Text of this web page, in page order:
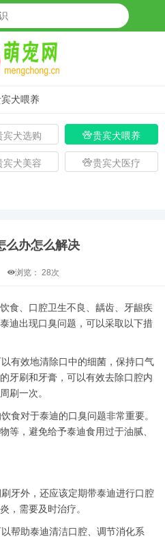
犬喂养
宾犬选购 贵宾犬喂养
宾犬美容 贵宾犬医疗
么办怎么解决
浏览： 28次
食、口腔卫生不良、龋齿、牙龈疾
迪出现口臭问题，可以采取以下措
有效地清除口中的细菌，保持口气
牙刷和牙膏，可以有效去除口腔内
刷一次。
食对于泰迪的口臭问题非常重要。
等，避免给予泰迪食用过于油腻、
牙外，还应该定期带泰迪进行口腔
，需要及时治疗。
帮助泰迪清洁口腔、调节消化系